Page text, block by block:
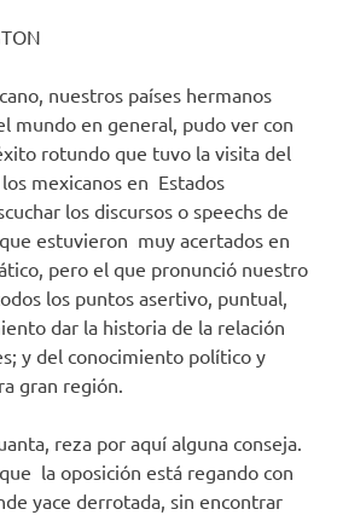
nuestros países hermanos
mundo en general, pudo ver con
rotundo que tuvo la visita del
mexicanos en Estados
los discursos o speechs de
estuvieron muy acertados en
pero el que pronunció nuestro
los puntos asertivo, puntual,
dar la historia de la relación
y del conocimiento político y
gran región.
reza por aquí alguna conseja.
la oposición está regando con
yace derrotada, sin encontrar